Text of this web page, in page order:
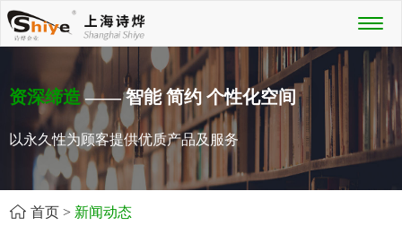
资深缔造—— 智能 简约 个性化空间
以永久性为顾客提供优质产品及服务
首页 > 新闻动态